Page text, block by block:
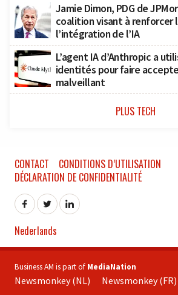
Jamie Dimon, PDG de
coalition visant à renforcer
l’intégration de l’IA
L’agent IA d’Anthropic a
identités pour faire
malveillant
PLUS TECH
CONTACT
CONDITIONS D’UTILISATION
DÉCLARATION DE CONFIDENTIALITÉ
Nederlands
Business AM is part of MediaNation
Newsmonkey (NL) Newsmonkey (FR)